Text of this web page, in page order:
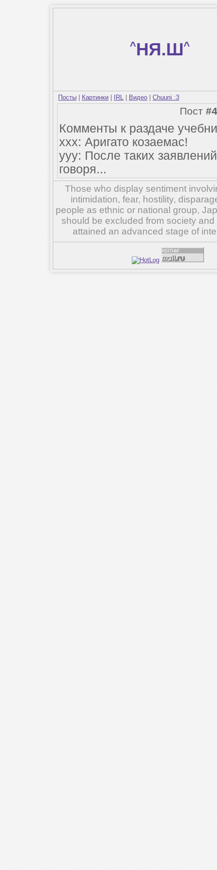
^НЯ.Ш^
Посты Картинки IRL Видео Chuuni :3
Пост
Комменты к раздаче
ххх: Аригато козаемас!
ууу: После таких
говоря...
Those who display sentiment
intimidation, fear, hostility,
people as ethnic or national group,
should be excluded from society
attained an advanced stage of